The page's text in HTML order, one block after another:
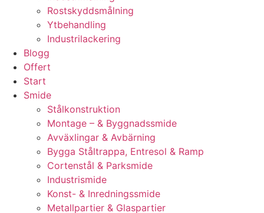
Rostskyddsmålning
Ytbehandling
Industrilackering
Blogg
Offert
Start
Smide
Stålkonstruktion
Montage – & Byggnadssmide
Avväxlingar & Avbärning
Bygga Ståltrappa, Entresol & Ramp
Cortenstål & Parksmide
Industrismide
Konst- & Inredningssmide
Metallpartier & Glaspartier